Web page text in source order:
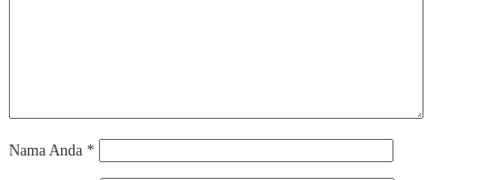
Nama Anda *